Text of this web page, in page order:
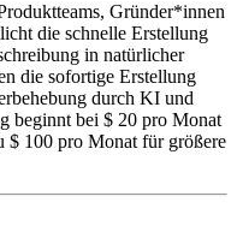
Gründer*innen
die schnelle Erstellung
in natürlicher
die sofortige Erstellung
durch KI und
beginnt bei $ 20 pro Monat
$ 100 pro Monat für größere